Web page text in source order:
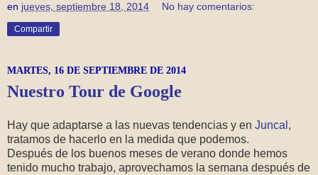
en jueves, septiembre 18, 2014 No hay comentarios:
Compartir
MARTES, 16 DE SEPTIEMBRE DE 2014
Nuestro Tour de Google
Hay que adaptarse a las nuevas tendencias y en Juncal ,
tratamos de hacerlo en la medida que podemos.
Después de los buenos meses de verano donde hemos
tenido mucho trabajo, aprovechamos la semana después de